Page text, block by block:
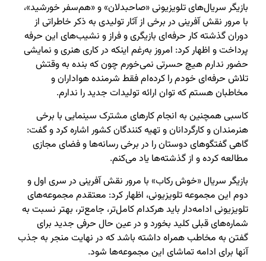
بازیگر سریال‌های تلویزیونی «صاحبدلان» و «هم‌سفر خورشید»،
با مرور نقش آفرینی در برخی از آثار تولیدی به ذکر خاطراتی از
دوران گذشته کار حرفه‌ای بازیگری و فراز و نشیب‌های این حرفه
پرداخت و اظهار کرد: امروز به‌رغم اینکه در کاری هنری و نمایشی
حضور ندارم هیچ حسرتی نمی‌خورم چون که بنده به وقتش
تلاش حرفه‌ای خودم را کرده‌ام فقط شرمنده هواداران و
مخاطبان هستم که توان ارائه تولیدات جدید را ندارم.
کاسبی همچنین به انجام کارهای مشترک سینمایی با برخی
هنرمندان و کارگردانان و تهیه کنندگان کشور اشاره کرد و گفت:
گاهی گفتگوهای دوستان را در برخی رسانه‌ها و فضای مجازی
مطالعه کرده و از گذشته‌ها یاد می‌کنم.
بازیگر سریال «خوش رکاب» با مرور نقش آفرینی در سری اول و
دوم این مجموعه تلویزیونی، اظهار کرد: معتقدم مجموعه‌های
تلویزیونی ادامه‌دار باید هرکدام کامل‌تر، جامع‌تر، بهتر نسبت به
شماره‌های قبلی کلید بخورد و در عین حال حرفی جدید برای
گفتن به مخاطب همراه داشته باشد که در نهایت منجر به جذب
آنها برای ادامه تماشای این مجموعه‌ها شود.